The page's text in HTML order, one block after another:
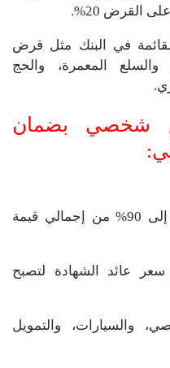
القرض 20%.
في البنك مثل قرض
المعمرة، والحج
شخصي بضمان
نسبة التمويل: تتراوح من 80% إلى 90% من إجمالي قيمة
فوق سعر عائد الشهادة لتصبح
والسيارات، والتمويل